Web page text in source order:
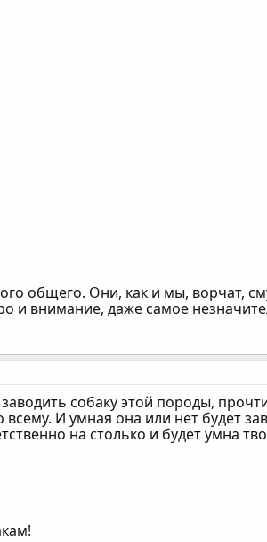
общего. Они, как и мы, ворчат,
и внимание, даже самое
собаку этой породы,
И умная она или нет будет
на столько и будет умна